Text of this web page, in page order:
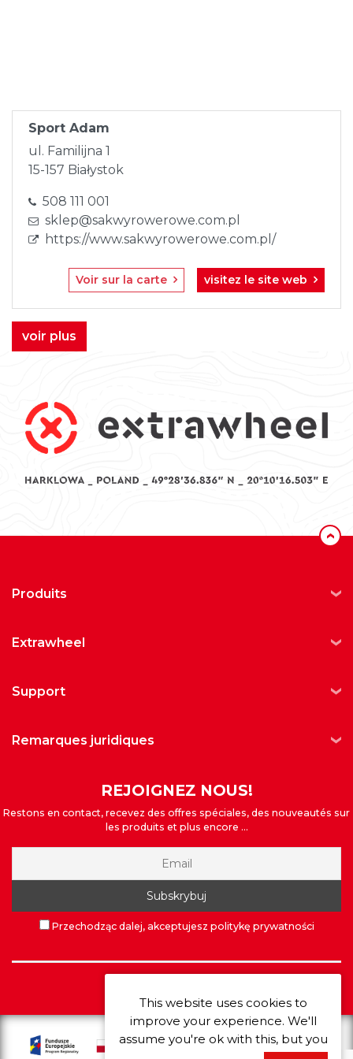
Sport Adam
ul. Familijna 1
15-157 Białystok
508 111 001
sklep@sakwyrowerowe.com.pl
https://www.sakwyrowerowe.com.pl/
Voir sur la carte visitez le site web
voir plus
‹
produits
extrawheel
support
remarques juridiques
REJOIGNEZ NOUS!
Restons en contact, recevez des offres spéciales, des nouveautés sur
les produits et plus encore ...
Przechodząc dalej, akceptujesz politykę prywatności
This website uses cookies to
improve your experience. We'll
assume you're ok with this, but you